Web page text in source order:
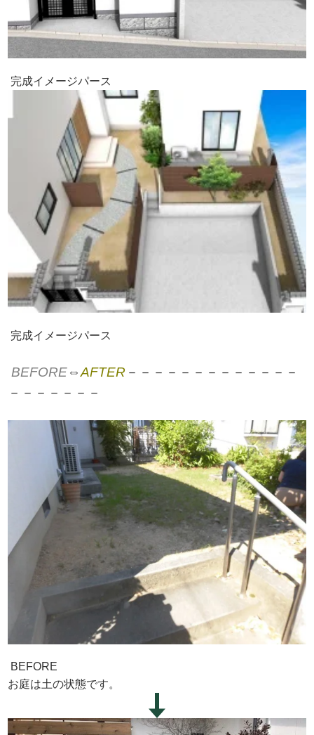
完成イメージパース
完成イメージパース
BEFORE⇔AFTER －－－－－－－－－－－－－
－－－－－－－
BEFORE
お庭は土の状態です。